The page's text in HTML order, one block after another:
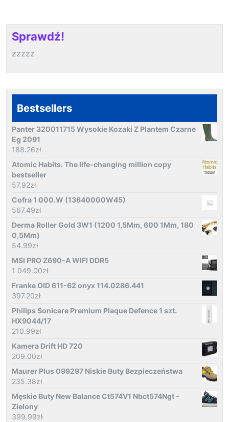
Sprawdź!
zzzzz
Bestsellers
Panter 320011715 Wysokie Kozaki Z Plantem Czarne
Eg 2091
188.26zł
Atomic Habits. The life-changing million copy
bestseller
57.92zł
Cofra 1 000.W (13640000W45)
567.49zł
Derma Roller Gold 3W1 (1200 1,5Mm, 600 1Mm, 180
0,5Mm)
54.99zł
MSI PRO Z690-A WIFI DDR5
1 049.00zł
Franke OID 611-62 onyx 114.0286.441
397.20zł
Philips Sonicare Premium Plaque Defence 1 szt.
HX9044/17
210.99zł
Kamera Drift HD 720
209.00zł
Maurer Plus 099297 Niskie Buty Bezpieczeństwa
235.38zł
Męskie Buty New Balance Ct574V1 Nbct574Ngt –
Zielony
399.99zł